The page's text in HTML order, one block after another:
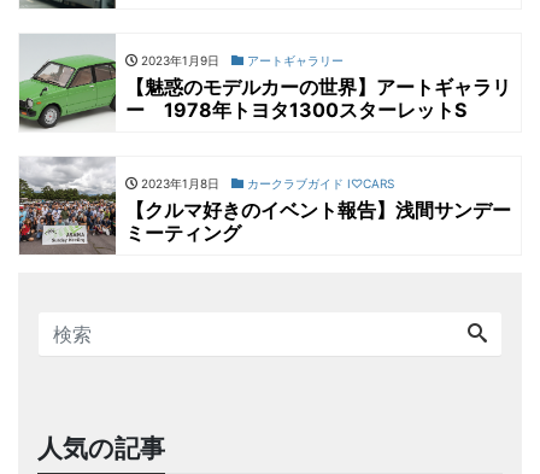
2023年1月9日 アートギャラリー
【魅惑のモデルカーの世界】アートギャラリ
ー 1978年トヨタ1300スターレットS
2023年1月8日 カークラブガイド I♡CARS
【クルマ好きのイベント報告】浅間サンデー
ミーティング
人気の記事